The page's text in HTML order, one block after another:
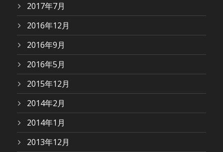
2017年7月
2016年12月
2016年9月
2016年5月
2015年12月
2014年2月
2014年1月
2013年12月